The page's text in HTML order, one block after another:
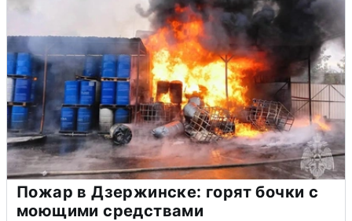
Пожар в Дзержинске: горят бочки с
моющими средствами